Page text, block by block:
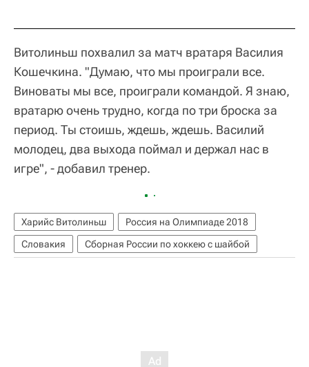
Витолиньш похвалил за матч вратаря Василия
Кошечкина. "Думаю, что мы проиграли все.
Виноваты мы все, проиграли командой. Я знаю,
вратарю очень трудно, когда по три броска за
период. Ты стоишь, ждешь, ждешь. Василий
молодец, два выхода поймал и держал нас в
игре", - добавил тренер.
Харийс Витолиньш
Россия на Олимпиаде 2018
Словакия
Сборная России по хоккею с шайбой